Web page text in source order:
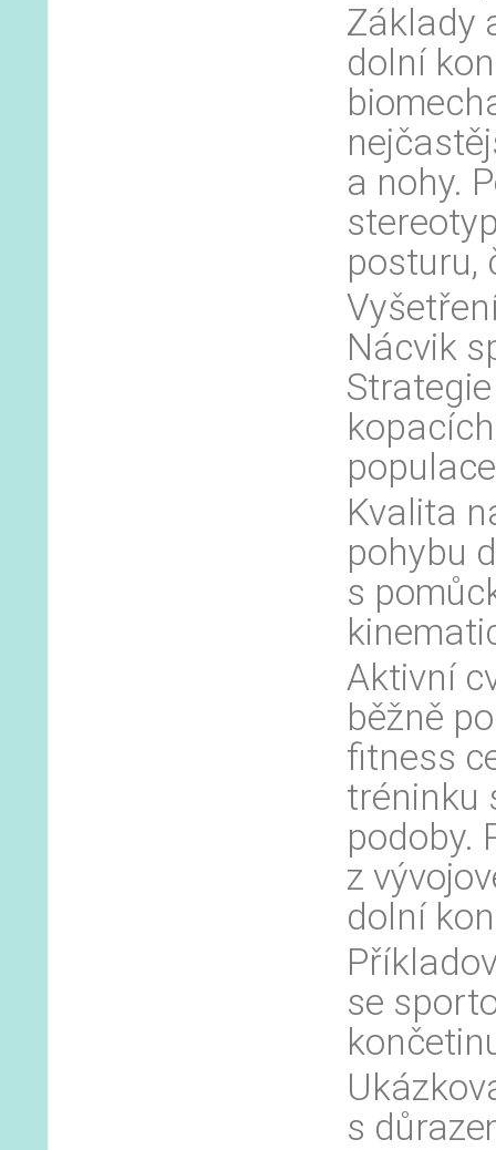
Základy
dolní
a nohy.
posturu,
Nácvik
Kvalita
pohybu
s
Aktivní
běžně
fitness
tréninku
podoby.
z
dolní
se
s